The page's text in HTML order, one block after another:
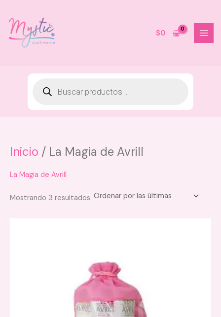
contenido
$0
Inicio / La Magia de Avrill
La Magia de Avrill
Mostrando 3 resultados Sorted
Keratina Alisador Progresivo Kaba
- 500 ML